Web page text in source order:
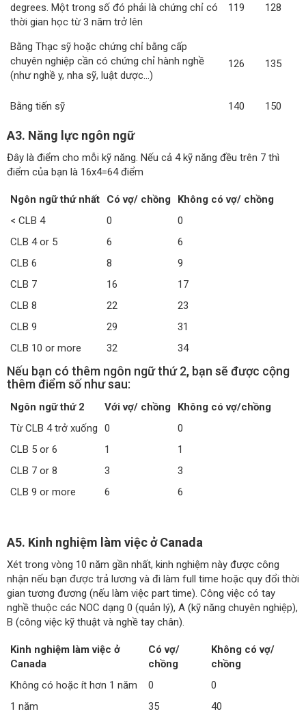
degrees. Một trong số đó phải là chứng chỉ có
thời gian học từ 3 năm trở lên
119 128
Bằng Thạc sỹ hoặc chứng chỉ bằng cấp
chuyên nghiệp cần có chứng chỉ hành nghề
(như nghề y, nha sỹ, luật dược...)
126 135
Bằng tiến sỹ 140 150
A3. Năng lực ngôn ngữ
Đây là điểm cho mỗi kỹ năng. Nếu cả 4 kỹ năng đều trên 7 thì
điểm của bạn là 16x4=64 điểm
Ngôn ngữ thứ nhất Có vợ/ chồng
Không có vợ/ chồng
< CLB 4
0
0
CLB 4 or 5
6
6
CLB 6
8
9
CLB 7
16
17
CLB 8
22
23
CLB 9
29
31
CLB 10 or more
32 34
Nếu bạn có thêm ngôn ngữ thứ 2, bạn sẽ được cộng
thêm điểm số như sau:
Ngôn ngữ thứ 2 Với vợ/ chồng
Không có vợ/chồng
Từ CLB 4 trở xuống
0
0
CLB 5 or 6
1
1
CLB 7 or 8
3
3
CLB 9 or more
6 6
A5. Kinh nghiệm làm việc ở Canada
Xét trong vòng 10 năm gần nhất, kinh nghiệm này được công
nhận nếu bạn được trả lương và đi làm full time hoặc quy đổi thời
gian tương đương (nếu làm việc part time). Công việc có tay
nghề thuộc các NOC dạng 0 (quản lý), A (kỹ năng chuyên nghiệp),
B (công việc kỹ thuật và nghề tay chân).
Kinh nghiệm làm việc ở
Canada
Có vợ/
chồng
Không có vợ/
chồng
Không có hoặc ít hơn 1 năm
0
0
1 năm
35 40